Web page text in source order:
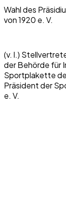
Wahl des
von 1920 e. V.
(v. l.)
der Behörde für
Sportplakette
Präsident der
e. V.